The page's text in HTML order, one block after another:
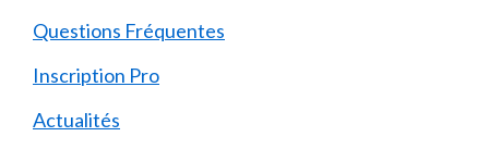
Questions Fréquentes
Inscription Pro
Actualités